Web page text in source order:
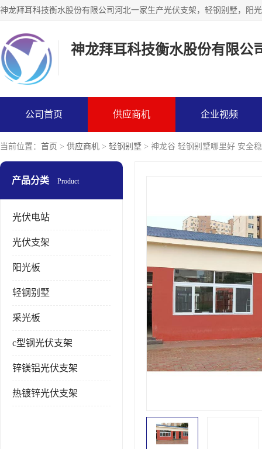
神龙拜耳科技衡水股份有限公
公司首页 供应商机 企业视频
当前位置： 首页 > 供应商机 > 轻钢别墅 > 神龙谷 轻钢别墅哪里好 安全
产品分类 Product
光伏电站
光伏支架
阳光板
轻钢别墅
采光板
c型钢光伏支架
锌镁铝光伏支架
热镀锌光伏支架